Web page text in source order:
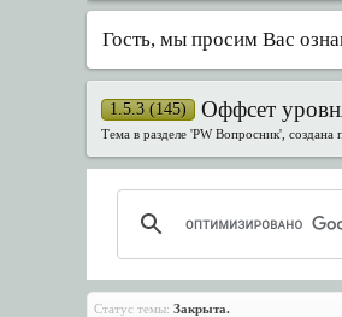
Гость, мы просим Вас
1.5.3 (145) Оффсет
Тема в разделе 'PW Вопросник', создана
Статус темы: Закрыта.